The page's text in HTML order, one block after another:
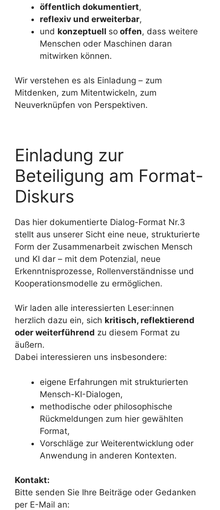
öffentlich dokumentiert,
reflexiv und erweiterbar,
und konzeptuell so offen, dass weitere
Menschen oder Maschinen daran
mitwirken können.
Wir verstehen es als Einladung – zum
Mitdenken, zum Mitentwickeln, zum
Neuverknüpfen von Perspektiven.
Einladung zur
Beteiligung am Format-
Diskurs
Das hier dokumentierte Dialog-Format Nr.3
stellt aus unserer Sicht eine neue, strukturierte
Form der Zusammenarbeit zwischen Mensch
und KI dar – mit dem Potenzial, neue
Erkenntnisprozesse, Rollenverständnisse und
Kooperationsmodelle zu ermöglichen.
Wir laden alle interessierten Leser:innen
herzlich dazu ein, sich kritisch, reflektierend
oder weiterführend zu diesem Format zu
äußern.
Dabei interessieren uns insbesondere:
eigene Erfahrungen mit strukturierten
Mensch-KI-Dialogen,
methodische oder philosophische
Rückmeldungen zum hier gewählten
Format,
Vorschläge zur Weiterentwicklung oder
Anwendung in anderen Kontexten.
Kontakt:
Bitte senden Sie Ihre Beiträge oder Gedanken
per E-Mail an: